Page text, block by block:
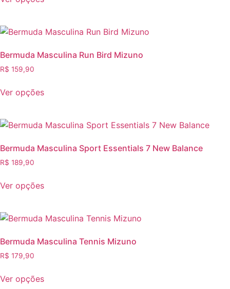
Bermuda Masculina Run Bird Mizuno
R$ 159,90
Ver opções
Bermuda Masculina Sport Essentials 7 New Balance
R$ 189,90
Ver opções
Bermuda Masculina Tennis Mizuno
R$ 179,90
Ver opções